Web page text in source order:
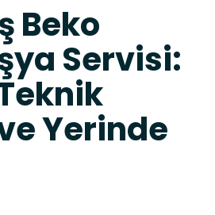
Beko
Servisi:
Yerinde